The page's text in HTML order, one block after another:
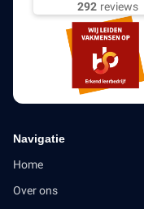
292 reviews
Navigatie
Home
Over ons